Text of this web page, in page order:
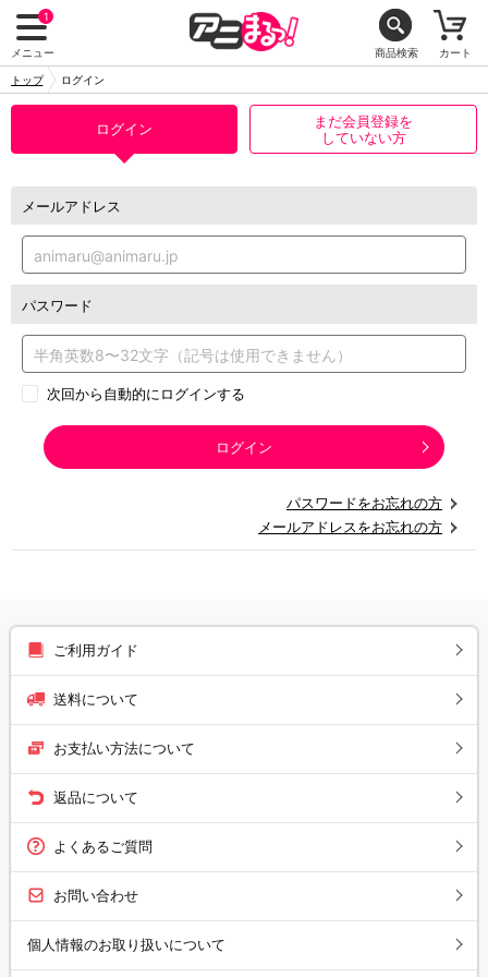
1
メニュー 商品検索 カート
トップ ログイン
ログイン
まだ会員登録を
していない方
メールアドレス
パスワード
次回から自動的にログインする
ログイン
パスワードをお忘れの方
メールアドレスをお忘れの方
ご利用ガイド
送料について
お支払い方法について
返品について
よくあるご質問
お問い合わせ
個人情報のお取り扱いについて